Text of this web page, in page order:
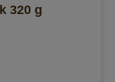
320 g